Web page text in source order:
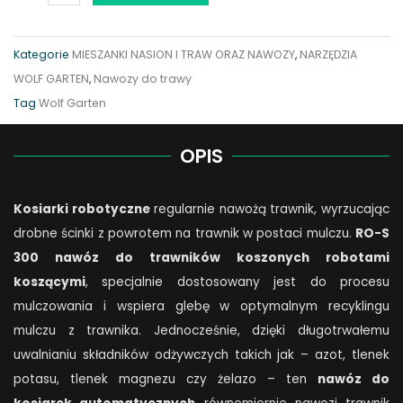
koszonych
robotami
WOLF-
300
quantity
Kategorie MIESZANKI NASION I TRAW ORAZ NAWOZY, NARZĘDZIA
WOLF GARTEN, Nawozy do trawy
Tag Wolf Garten
OPIS
Kosiarki robotyczneregularnie nawożą trawnik, wyrzucając
drobne ścinki z powrotem na trawnik w postaci mulczu. RO-S
300 nawóz do trawników koszonych robotami
koszącymi, specjalnie dostosowany jest do procesu
mulczowania i wspiera glebę w optymalnym recyklingu
mulczu z trawnika. Jednocześnie, dzięki długotrwałemu
uwalnianiu składników odżywczych takich jak – azot, tlenek
potasu, tlenek magnezu czy żelazo – ten nawóz do